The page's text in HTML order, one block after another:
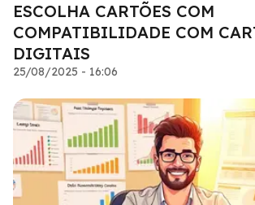
ESCOLHA CARTÕES COM
COMPATIBILIDADE COM
DIGITAIS
25/08/2025 - 16:06